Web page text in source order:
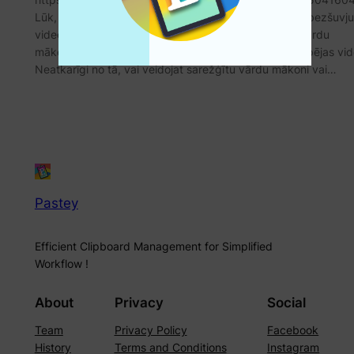
Lūk, kāpēc jums tas patiks: Ietveriet katru detaļu: ar bezšuvju
video ierakstīšanu varat bez piepūles ierakstīt visu vārdu
mākoņu izveides procesu satriecošā augstas izšķirtspējas
Neatkarīgi no tā, vai veidojat sarežģītu vārdu mākoni vai…
Pastey
Efficient Clipboard Management for Simplified
Workflow !
About
Team
History
Privacy
Privacy Policy
Terms and Conditions
Social
Facebook
Instagram